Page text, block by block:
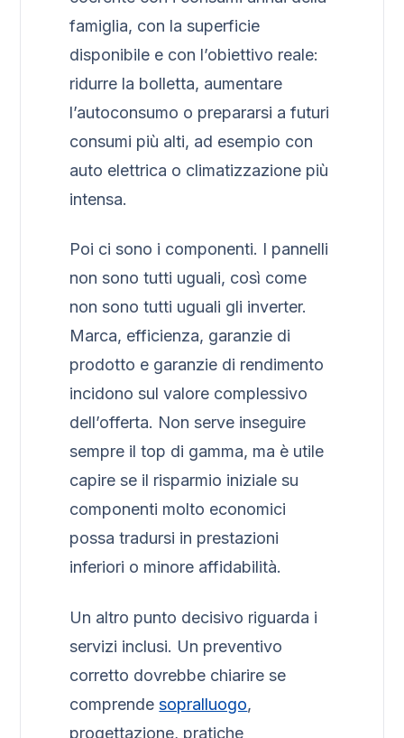
famiglia, con la superficie
disponibile e con l’obiettivo reale:
ridurre la bolletta, aumentare
l’autoconsumo o prepararsi a futuri
consumi più alti, ad esempio con
auto elettrica o climatizzazione più
intensa.
Poi ci sono i componenti. I pannelli
non sono tutti uguali, così come
non sono tutti uguali gli inverter.
Marca, efficienza, garanzie di
prodotto e garanzie di rendimento
incidono sul valore complessivo
dell’offerta. Non serve inseguire
sempre il top di gamma, ma è utile
capire se il risparmio iniziale su
componenti molto economici
possa tradursi in prestazioni
inferiori o minore affidabilità.
Un altro punto decisivo riguarda i
servizi inclusi. Un preventivo
corretto dovrebbe chiarire se
comprendesopralluogo,
progettazione, pratiche